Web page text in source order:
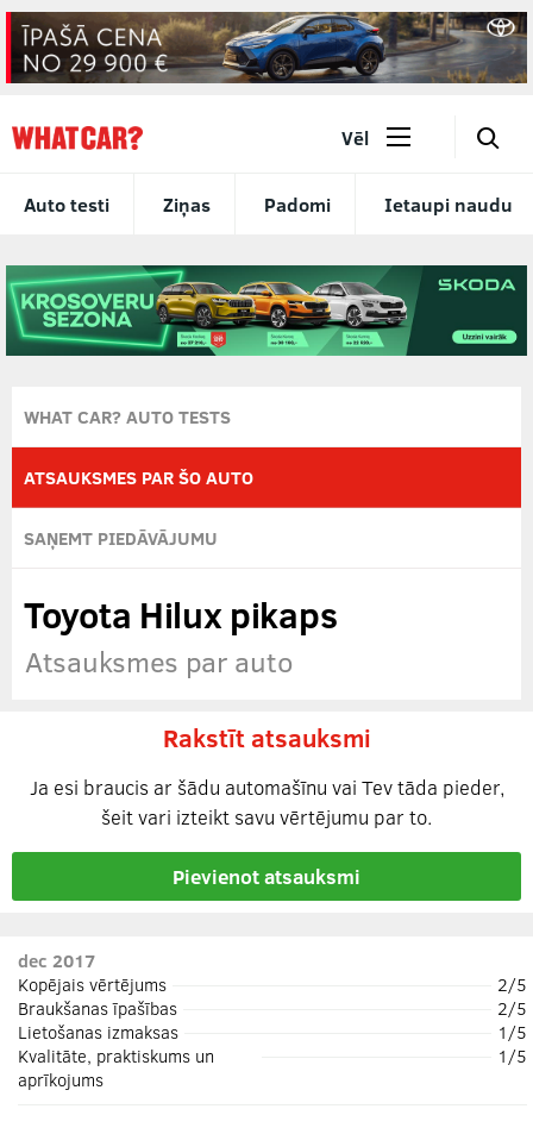
Auto testi Ziņas Padomi Ietaupi naudu
Vēl 🔎
WHAT CAR? AUTO TESTS
ATSAUKSMES PAR ŠO AUTO
SAŅEMT PIEDĀVĀJUMU
Toyota Hilux pikaps
Atsauksmes par auto
Rakstīt atsauksmi
Ja esi braucis ar šādu automašīnu vai Tev tāda pieder,
šeit vari izteikt savu vērtējumu par to.
Pievienot atsauksmi
dec 2017
Kopējais vērtējums
2/5
Braukšanas īpašības
2/5
Lietošanas izmaksas
1/5
Kvalitāte, praktiskums un
aprīkojums
1/5